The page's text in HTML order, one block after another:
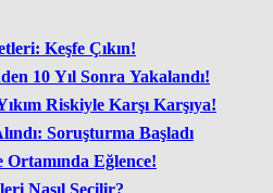
Keşfe Çıkın!
10 Yıl Sonra Yakalandı!
Riskiyle Karşı Karşıya!
Soruşturma Başladı
Eğlence!
Nasıl Seçilir?